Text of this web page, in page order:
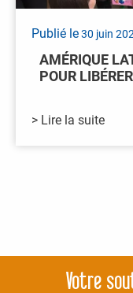
Publié le30 juin
AMÉRIQUE
POUR
> Lire la suite
Votre